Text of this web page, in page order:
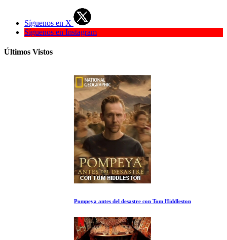
Síguenos en X
Síguenos en Instagram
Últimos Vistos
Pompeya antes del desastre con Tom Hiddleston